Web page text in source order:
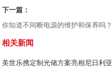
下一篇：
你知道不间断电源的维护和保养吗？
相关新闻